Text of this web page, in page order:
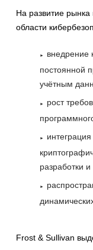
На развитие
области
внедрение
постоянной
учётным
рост
разработки
Frost & Sullivan